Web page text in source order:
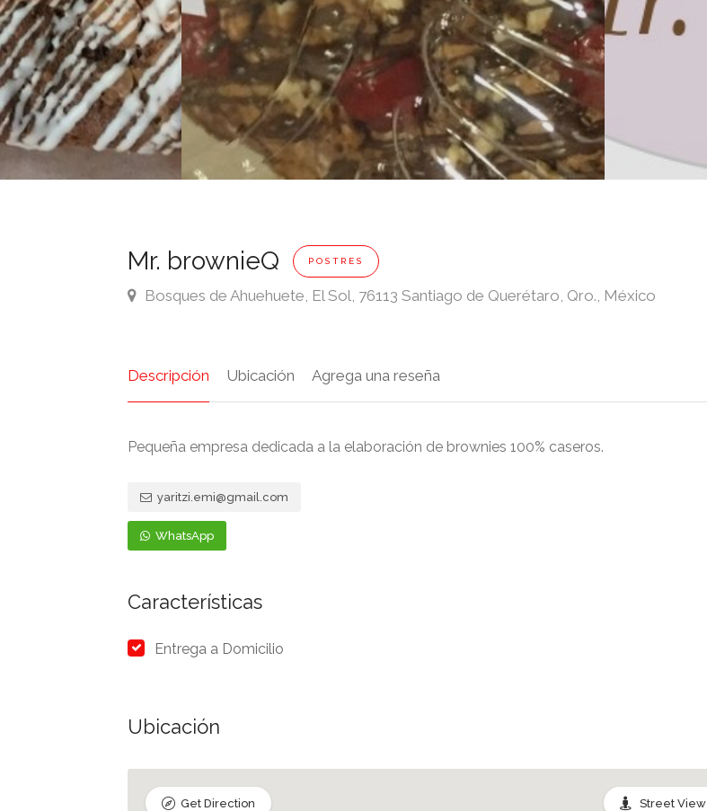
Mr. brownieQ POSTRES
Bosques de Ahuehuete, El Sol, 76113 Santiago de Querétaro, Qro., México
Descripción Ubicación Agrega una reseña
Pequeña empresa dedicada a la elaboración de brownies 100% caseros.
yaritzi.emi@gmail.com
WhatsApp
Características
Entrega a Domicilio
Ubicación
Street View
Get Direction